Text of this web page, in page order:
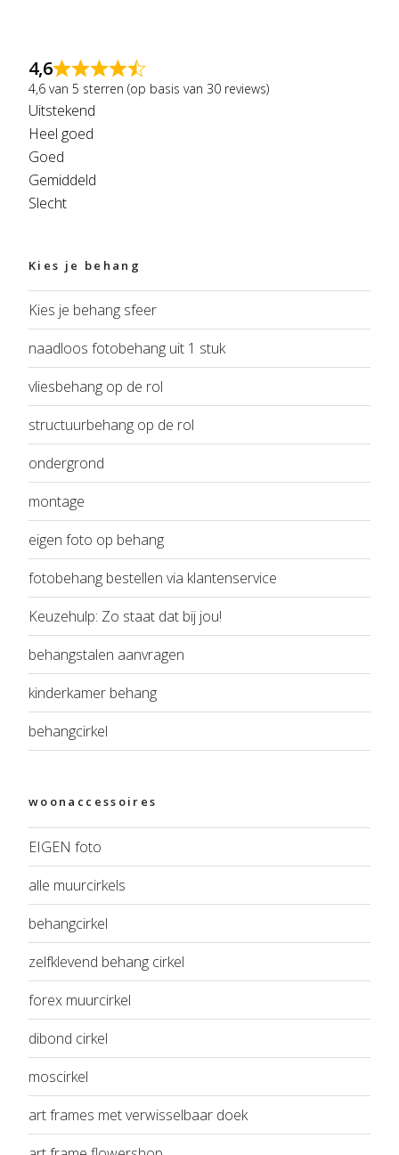
4,6
4,6 van 5 sterren (op basis van 30 reviews)
Uitstekend
Heel goed
Goed
Gemiddeld
Slecht
Kies je behang
Kies je behang sfeer
naadloos fotobehang uit 1 stuk
vliesbehang op de rol
structuurbehang op de rol
ondergrond
montage
eigen foto op behang
fotobehang bestellen via klantenservice
Keuzehulp: Zo staat dat bij jou!
behangstalen aanvragen
kinderkamer behang
behangcirkel
woonaccessoires
EIGEN foto
alle muurcirkels
behangcirkel
zelfklevend behang cirkel
forex muurcirkel
dibond cirkel
moscirkel
art frames met verwisselbaar doek